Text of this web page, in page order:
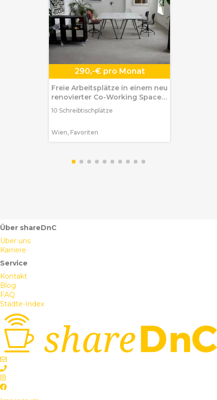
290,-€ pro Monat
Freie Arbeitsplätze in einem neu
renovierter Co-Working Space
zu vermieten
10 Schreibtischplätze
Wien, Favoriten
Über shareDnC
Über uns
Karriere
Service
Kontakt
Blog
FAQ
Städte-Index